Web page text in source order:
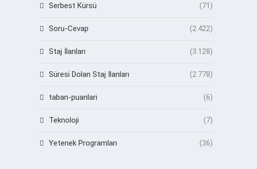
Serbest Kürsü (71)
Soru-Cevap (2.422)
Staj İlanları (3.128)
Süresi Dolan Staj İlanları (2.778)
taban-puanlari (6)
Teknoloji (7)
Yetenek Programları (36)